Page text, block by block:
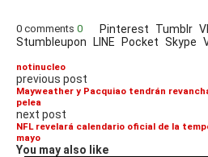
0 comments 0 Pinterest Tumblr
Stumbleupon
LINE Pocket Skype
notinucleo
previous post
Mayweather y Pacquiao tendrán
pelea
next post
NFL revelará calendario oficial de la
mayo
You may also like